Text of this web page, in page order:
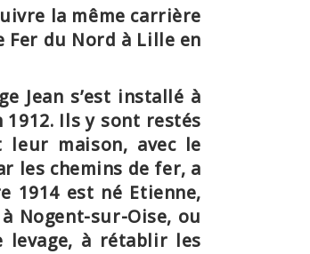
la même carrière
Fer du Nord à Lille en
Jean s’est installé à
1912. Ils y sont restés
leur maison, avec le
les chemins de fer, a
1914 est né Etienne,
Nogent-sur-Oise, ou
levage, à rétablir les